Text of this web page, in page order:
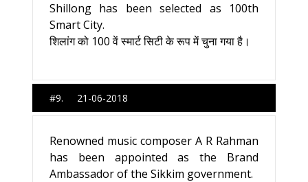
Shillong has been selected as 100th
Smart City.
शिलांग को 100 वें स्मार्ट सिटी के रूप में चुना गया है।
#9. 21-06-2018
Renowned music composer A R Rahman
has been appointed as the Brand
Ambassador of the Sikkim government.